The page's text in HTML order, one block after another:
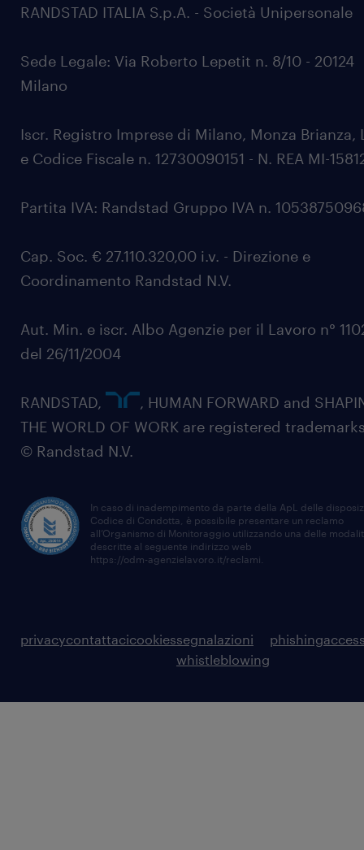
RANDSTAD ITALIA S.p.A. - Società Unipersonale
Sede Legale: Via Roberto Lepetit n. 8/10 - 20124
Milano
Iscr. Registro Imprese di Milano, Monza Brianza,
e Codice Fiscale n. 12730090151 - N. REA MI-
Partita IVA: Randstad Gruppo IVA n.
Cap. Soc. € 27.110.320,00 i.v. - Direzione e
Coordinamento Randstad N.V.
Aut. Min. e iscr. Albo Agenzie per il Lavoro n°
del 26/11/2004
RANDSTAD,
, HUMAN FORWARD and
THE WORLD OF WORK are registered
© Randstad N.V.
In caso di inadempimento da parte della ApL delle
Codice di Condotta, è possibile presentare un reclamo
all’Organismo di Monitoraggio utilizzando una delle
descritte al seguente indirizzo web
https://odm-agenzielavoro.it/reclami
privacycontattacicookiessegnalazioni
whistleblowing
phishing